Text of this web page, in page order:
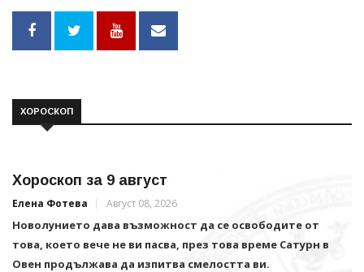
ХОРОСКОП
Хороскоп за 9 август
Елена Фотева Август 08, 2026
Новолунието дава възможност да се освободите от
това, което вече не ви пасва, през това време Сатурн в
Овен продължава да изпитва смелостта ви.